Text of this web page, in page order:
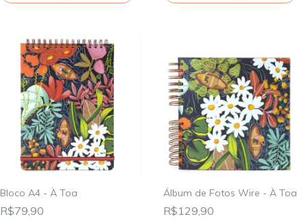
Bloco A4 - À Toa
R$79,90
Álbum de Fotos Wire - À Toa
R$129,90